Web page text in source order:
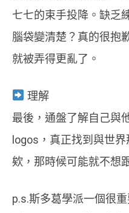
七七的束手投降。缺乏
腦袋變清楚？真的很抱
就被弄得更亂了。
理解
最後，通盤了解自己與
logos，真正找到與世界
欸，那時候可能就不想
p.s.斯多葛學派一個很